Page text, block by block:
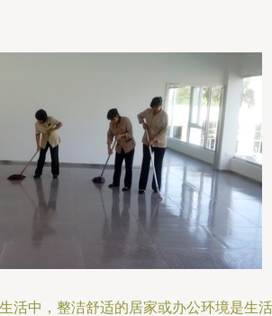
活中，整洁舒适的居家或办公环境是生活